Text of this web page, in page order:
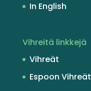
In English
Vihreitä linkkejä
Vihreät
Espoon Vihreät